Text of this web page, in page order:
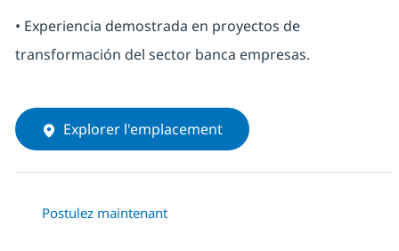
• Experiencia demostrada en proyectos de
transformación del sector banca empresas.
Explorer l'emplacement
Postulez maintenant